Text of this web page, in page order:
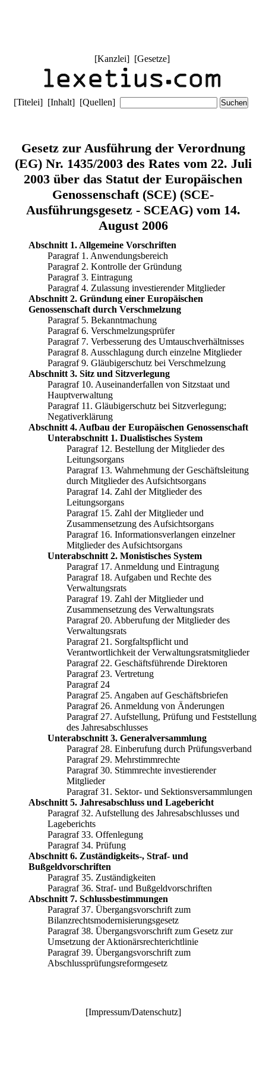
[Kanzlei] [Gesetze]
[Titelei] [Inhalt] [Quellen]
Gesetz zur Ausführung der Verordnung
(EG) Nr. 1435/2003 des Rates vom 22. Juli
2003 über das Statut der Europäischen
Genossenschaft (SCE) (SCE-
Ausführungsgesetz - SCEAG) vom 14.
August 2006
Abschnitt 1. Allgemeine Vorschriften
Paragraf 1. Anwendungsbereich
Paragraf 2. Kontrolle der Gründung
Paragraf 3. Eintragung
Paragraf 4. Zulassung investierender Mitglieder
Abschnitt 2. Gründung einer Europäischen
Genossenschaft durch Verschmelzung
Paragraf 5. Bekanntmachung
Paragraf 6. Verschmelzungsprüfer
Paragraf 7. Verbesserung des Umtauschverhältnisses
Paragraf 8. Ausschlagung durch einzelne Mitglieder
Paragraf 9. Gläubigerschutz bei Verschmelzung
Abschnitt 3. Sitz und Sitzverlegung
Paragraf 10. Auseinanderfallen von Sitzstaat und
Hauptverwaltung
Paragraf 11. Gläubigerschutz bei Sitzverlegung;
Negativerklärung
Abschnitt 4. Aufbau der Europäischen Genossenschaft
Unterabschnitt 1. Dualistisches System
Paragraf 12. Bestellung der Mitglieder des
Leitungsorgans
Paragraf 13. Wahrnehmung der Geschäftsleitung
durch Mitglieder des Aufsichtsorgans
Paragraf 14. Zahl der Mitglieder des
Leitungsorgans
Paragraf 15. Zahl der Mitglieder und
Zusammensetzung des Aufsichtsorgans
Paragraf 16. Informationsverlangen einzelner
Mitglieder des Aufsichtsorgans
Unterabschnitt 2. Monistisches System
Paragraf 17. Anmeldung und Eintragung
Paragraf 18. Aufgaben und Rechte des
Verwaltungsrats
Paragraf 19. Zahl der Mitglieder und
Zusammensetzung des Verwaltungsrats
Paragraf 20. Abberufung der Mitglieder des
Verwaltungsrats
Paragraf 21. Sorgfaltspflicht und
Verantwortlichkeit der Verwaltungsratsmitglieder
Paragraf 22. Geschäftsführende Direktoren
Paragraf 23. Vertretung
Paragraf 24
Paragraf 25. Angaben auf Geschäftsbriefen
Paragraf 26. Anmeldung von Änderungen
Paragraf 27. Aufstellung, Prüfung und Feststellung
des Jahresabschlusses
Unterabschnitt 3. Generalversammlung
Paragraf 28. Einberufung durch Prüfungsverband
Paragraf 29. Mehrstimmrechte
Paragraf 30. Stimmrechte investierender
Mitglieder
Paragraf 31. Sektor- und Sektionsversammlungen
Abschnitt 5. Jahresabschluss und Lagebericht
Paragraf 32. Aufstellung des Jahresabschlusses und
Lageberichts
Paragraf 33. Offenlegung
Paragraf 34. Prüfung
Abschnitt 6. Zuständigkeits-, Straf- und
Bußgeldvorschriften
Paragraf 35. Zuständigkeiten
Paragraf 36. Straf- und Bußgeldvorschriften
Abschnitt 7. Schlussbestimmungen
Paragraf 37. Übergangsvorschrift zum
Bilanzrechtsmodernisierungsgesetz
Paragraf 38. Übergangsvorschrift zum Gesetz zur
Umsetzung der Aktionärsrechterichtlinie
Paragraf 39. Übergangsvorschrift zum
Abschlussprüfungsreformgesetz
[Impressum/Datenschutz]